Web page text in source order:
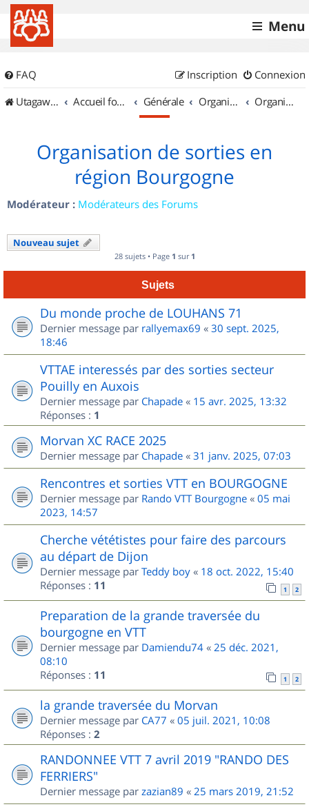
Menu
FAQ Connexion
Inscription
UtagawaVTT (Randos VTT et VTTAE avec traces GPS)
Accueil forum Générale Organisation de sorties & Recherche de partenaires Organisation de sorties en région Bourgogne
Organisation de sorties en
région Bourgogne
Modérateur : Modérateurs des Forums
Nouveau sujet
28 sujets • Page 1 sur 1
Sujets
Du monde proche de LOUHANS 71
Dernier message par rallyemax69 « 30 sept. 2025,
18:46
VTTAE interessés par des sorties secteur
Pouilly en Auxois
Dernier message par Chapade « 15 avr. 2025, 13:32
Réponses : 1
Morvan XC RACE 2025
Dernier message par Chapade « 31 janv. 2025, 07:03
Rencontres et sorties VTT en BOURGOGNE
Dernier message par Rando VTT Bourgogne « 05 mai
2023, 14:57
Cherche vététistes pour faire des parcours
au départ de Dijon
Dernier message par Teddy boy « 18 oct. 2022, 15:40
Réponses : 11 1 2
Preparation de la grande traversée du
bourgogne en VTT
Dernier message par Damiendu74 « 25 déc. 2021,
08:10
Réponses : 11 1 2
la grande traversée du Morvan
Dernier message par CA77 « 05 juil. 2021, 10:08
Réponses : 2
RANDONNEE VTT 7 avril 2019 "RANDO DES
FERRIERS"
Dernier message par zazian89 « 25 mars 2019, 21:52